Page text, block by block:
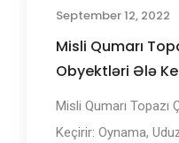
September 12, 2022
Misli Qumarı
Obyektləri Ələ
Misli Qumarı Topazı
Keçirir: Oynama,